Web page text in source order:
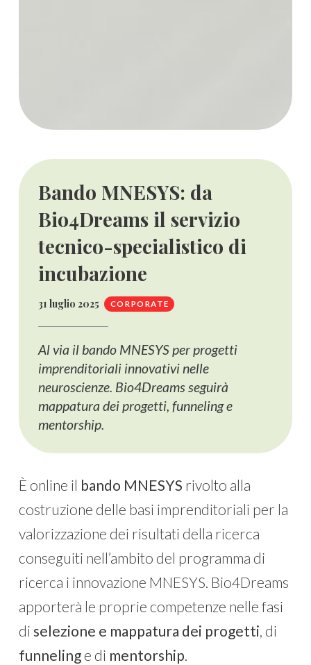
Bando MNESYS: da
Bio4Dreams il servizio
tecnico-specialistico di
incubazione
31 luglio 2025 CORPORATE
Al via il bando MNESYS per progetti
imprenditoriali innovativi nelle
neuroscienze. Bio4Dreams seguirà
mappatura dei progetti, funneling e
mentorship.
È online il bando MNESYS rivolto alla
costruzione delle basi imprenditoriali per la
valorizzazione dei risultati della ricerca
conseguiti nell’ambito del programma di
ricerca i innovazione MNESYS. Bio4Dreams
apporterà le proprie competenze nelle fasi
di selezione e mappatura dei progetti, di
funnelinge di mentorship.